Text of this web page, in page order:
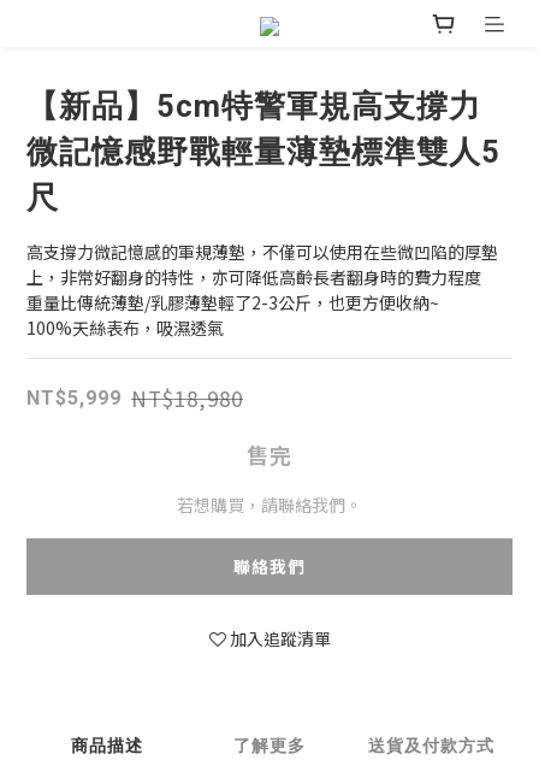
【新品】5cm特警軍規高支撐力
微記憶感野戰輕量薄墊標準雙人5
尺
高支撐力微記憶感的軍規薄墊，不僅可以使用在些微凹陷的厚墊
上，非常好翻身的特性，亦可降低高齡長者翻身時的費力程度
重量比傳統薄墊/乳膠薄墊輕了2-3公斤，也更方便收納~
100%天絲表布，吸濕透氣
NT$5,999 NT$18,980
售完
若想購買，請聯絡我們。
聯絡我們
加入追蹤清單
商品描述 了解更多 送貨及付款方式